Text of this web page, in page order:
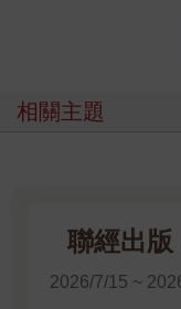
相關主題
聯經出版
2026/7/15 ~